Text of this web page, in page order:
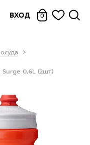
ВХОД 0
Surge 0,6L (2шт)